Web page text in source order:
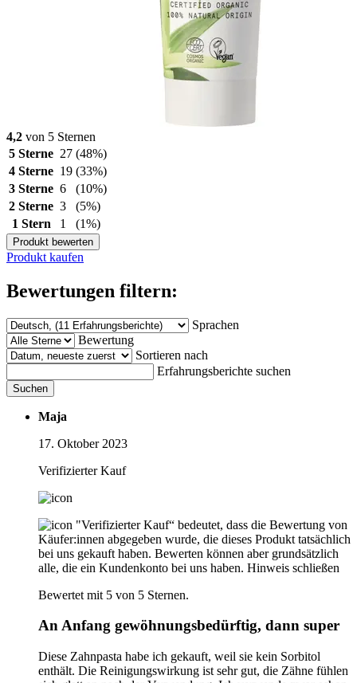
4,2 von 5 Sternen
5 Sterne 27 (48%)
4 Sterne 19 (33%)
3 Sterne 6
(10%)
2 Sterne 3
(5%)
1 Stern
1 (1%)
Produkt bewerten
Produkt kaufen
Bewertungen filtern:
Sprachen
Bewertung
Sortieren nach
Erfahrungsberichte suchen
Suchen
Maja
17. Oktober 2023
Verifizierter Kauf
"Verifizierter Kauf“ bedeutet, dass die Bewertung von
Käufer:innen abgegeben wurde, die dieses Produkt tatsächlich
bei uns gekauft haben. Bewerten können aber grundsätzlich
alle, die ein Kundenkonto bei uns haben. Hinweis schließen
Bewertet mit 5 von 5 Sternen.
An Anfang gewöhnungsbedürftig, dann super
Diese Zahnpasta habe ich gekauft, weil sie kein Sorbitol
enthält. Die Reinigungswirkung ist sehr gut, die Zähne fühlen